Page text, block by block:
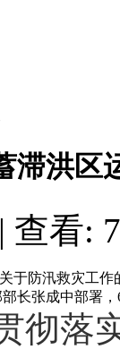
滞洪区
| 查看:
于防汛救灾工
长张成中部署
彻落